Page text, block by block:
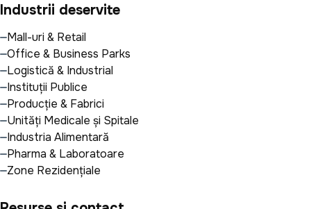
Industrii deservite
Mall-uri & Retail
Office & Business Parks
Logistică & Industrial
Instituții Publice
Producție & Fabrici
Unități Medicale și Spitale
Industria Alimentară
Pharma & Laboratoare
Zone Rezidențiale